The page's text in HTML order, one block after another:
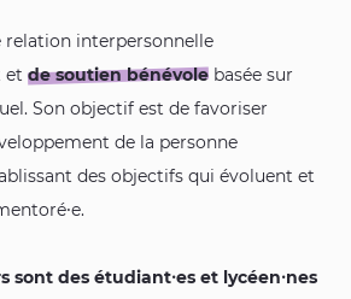
relation interpersonnelle
et de soutien bénévole basée sur
Son objectif est de favoriser
de la personne
des objectifs qui évoluent et
sont des étudiant⸱es et lycéen⸱nes